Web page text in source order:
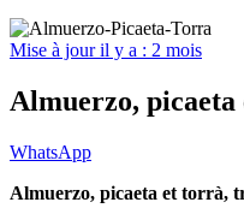
Mise à jour il y a : 2 mois
Almuerzo,
WhatsApp
Almuerzo, picaeta et torrà,